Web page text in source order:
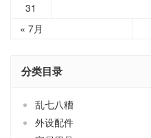
« 7月
31
分类目录
乱七八糟
外设配件